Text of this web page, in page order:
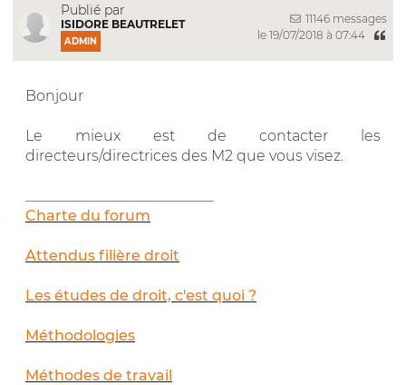
Publié par
ISIDORE BEAUTRELET
ADMIN
11146 messages
le 19/07/2018 à 07:44
Bonjour
Le mieux est de contacter les
directeurs/directrices des M2 que vous visez.
Charte du forum
Attendus filière droit
Les études de droit, c'est quoi ?
Méthodologies
Méthodes de travail